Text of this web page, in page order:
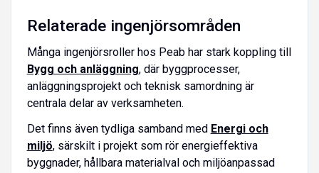
Relaterade ingenjörsområden
Många ingenjörsroller hos Peab har stark koppling till
Bygg och anläggning, där byggprocesser,
anläggningsprojekt och teknisk samordning är
centrala delar av verksamheten.
Det finns även tydliga samband med Energi och
miljö, särskilt i projekt som rör energieffektiva
byggnader, hållbara materialval och miljöanpassad